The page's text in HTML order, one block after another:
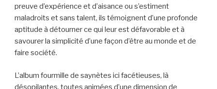
preuve d’expérience et d’aisance ou s’estiment
maladroits et sans talent, ils témoignent d’une profonde
aptitude à détourner ce qui leur est défavorable et à
savourer la simplicité d’une façon d’être au monde et de
faire société.
L’album fourmille de saynètes ici facétieuses, là
désopilantes, toutes animées d’une dimension de